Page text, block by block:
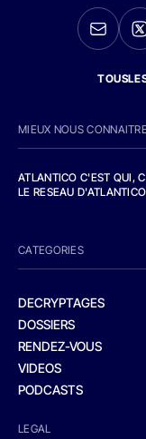
MIEUX NOUS CONNAITRE
ATLANTICO C'EST QUI,
LE RESEAU D'ATLANTICO
CATEGORIES
DECRYPTAGES
DOSSIERS
RENDEZ-VOUS
VIDEOS
PODCASTS
LEGAL